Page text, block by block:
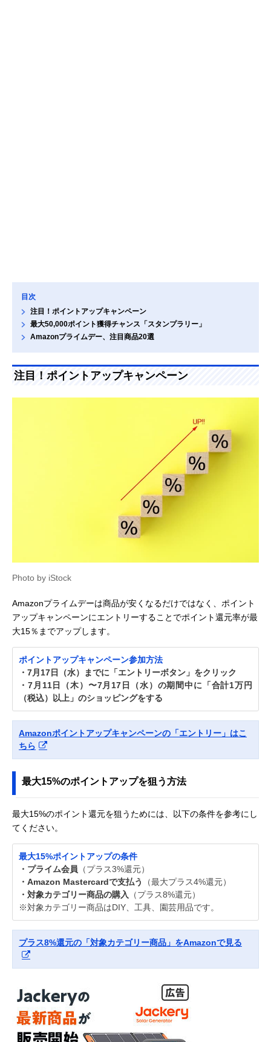
目次
注目！ポイントアップキャンペーン
最大50,000ポイント獲得チャンス「スタンプラリー」
Amazonプライムデー、注目商品20選
注目！ポイントアップキャンペーン
Photo by iStock
Amazonプライムデーは商品が安くなるだけではなく、ポイント
アップキャンペーンにエントリーすることでポイント還元率が最
大15％までアップします。
ポイントアップキャンペーン参加方法
・7月17日（水）までに「エントリーボタン」をクリック
・7月11日（木）〜7月17日（水）の期間中に「合計1万円
（税込）以上」のショッピングをする
Amazonポイントアップキャンペーンの「エントリー」はこ
ちら
最大15%のポイントアップを狙う方法
最大15%のポイント還元を狙うためには、以下の条件を参考にし
てください。
最大15%ポイントアップの条件
・プライム会員 （プラス3%還元）
・Amazon Mastercardで支払う
（最大プラス4%還元）
・対象カテゴリー商品の購入
（プラス8%還元）
※対象カテゴリー商品はDIY、工具、園芸用品です。
プラス8%還元の「対象カテゴリー商品」をAmazonで見る